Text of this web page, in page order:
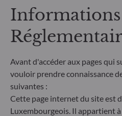
gestion traite les risques de
des critères ESG
Gouvernance) dans son
d'investissement. Article 9 :
un objectif d'investissement
contribue de manière
transition écologique, et
durabilité par le biais de
fournisseur externe de
de gestion
Informations
Avant d'accéder aux pages qui
vouloir prendre connaissance
suivantes :
Cette page internet du site est
Luxembourgeois. Il appartient à